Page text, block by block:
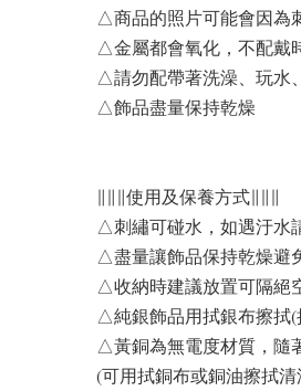
△商品的照片可能會因為
△金屬都會氧化，不配戴
△請勿配帶著洗澡、玩水
△飾品盡量保持乾燥
∥∥∥使用及保養方式∥∥∥
△刺繡可碰水，如遇汙水
△盡量讓飾品保持乾燥避
△收納時建議放置可隔絕
△純銀飾品用拭銀布擦拭(
△黃銅為無電度材質，隨
(可用拭銅布或銅油擦拭